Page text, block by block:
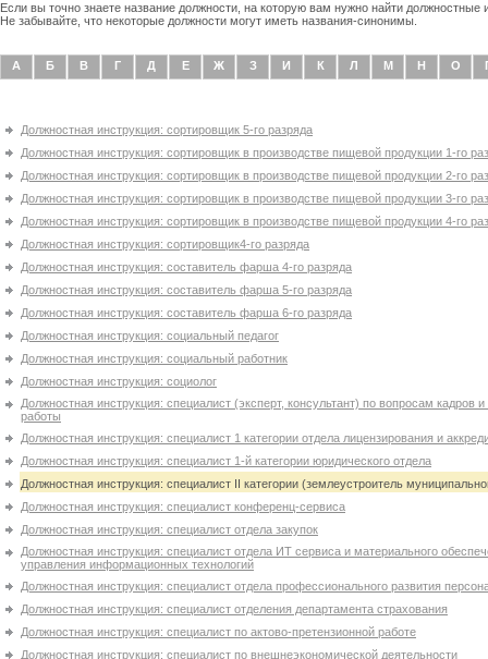
Если вы точно знаете название должности, на которую вам нужно найти
Не забывайте, что некоторые должности могут иметь названия-синонимы.
А Б В Г Д Е Ж З И К Л М Н О
Должностная инструкция: сортировщик 5-го разряда
Должностная инструкция: сортировщик в производстве пищевой продукции 1-го
Должностная инструкция: сортировщик в производстве пищевой продукции 2-го
Должностная инструкция: сортировщик в производстве пищевой продукции 3-го
Должностная инструкция: сортировщик в производстве пищевой продукции 4-го
Должностная инструкция: сортировщик4-го разряда
Должностная инструкция: составитель фарша 4-го разряда
Должностная инструкция: составитель фарша 5-го разряда
Должностная инструкция: составитель фарша 6-го разряда
Должностная инструкция: социальный педагог
Должностная инструкция: социальный работник
Должностная инструкция: социолог
Должностная инструкция: специалист (эксперт, консультант) по вопросам кадров и
работы
Должностная инструкция: специалист 1 категории отдела лицензирования и
Должностная инструкция: специалист 1-й категории юридического отдела
Должностная инструкция: специалист II категории (землеустроитель
Должностная инструкция: специалист конференц-сервиса
Должностная инструкция: специалист отдела закупок
Должностная инструкция: специалист отдела ИТ сервиса и материального
управления информационных технологий
Должностная инструкция: специалист отдела профессионального развития
Должностная инструкция: специалист отделения департамента страхования
Должностная инструкция: специалист по актово-претензионной работе
Должностная инструкция: специалист по внешнеэкономической деятельности